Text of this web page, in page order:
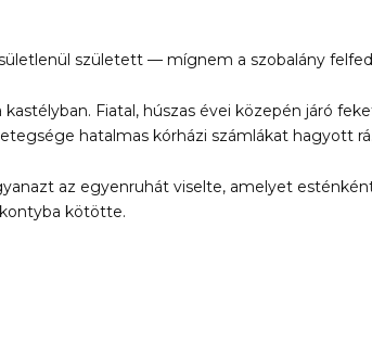
született — mígnem a szobalány
kastélyban. Fiatal, húszas évei közepén járó
hatalmas kórházi számlákat hagyott rá.
az egyenruhát viselte, amelyet
kötötte.